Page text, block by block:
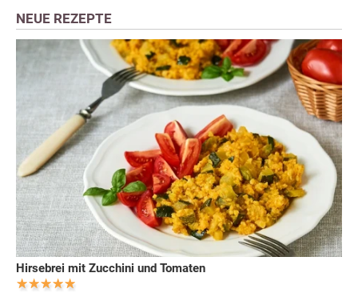
NEUE REZEPTE
Hirsebrei mit Zucchini und Tomaten